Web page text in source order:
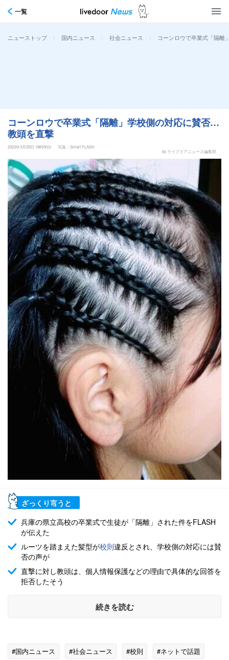
一覧
ニューストップ > 国内ニュース > 社会ニュース > コーンロウで卒業式「隔離
コーンロウで卒業式「隔離」学校側の対応に賛否…
教頭を直撃
2023年3月29日 18時50分
写真：Smart FLASH
by ライブドアニュース編集部
ざっくり言うと
兵庫の県立高校の卒業式で生徒が「隔離」された件をFLASH
が伝えた
ルーツを踏まえた髪型が校則違反とされ、学校側の対応には賛
否の声が
直撃に対し教頭は、個人情報保護などの理由で具体的な回答を
拒否したそう
続きを読む
#国内ニュース #社会ニュース #校則
#ネットで話題